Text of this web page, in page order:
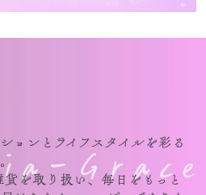
ョンとライフスタイルを彩る
を取り扱い、 毎日をもっと